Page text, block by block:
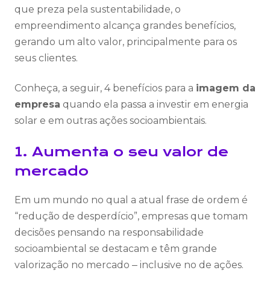
que preza pela sustentabilidade, o
empreendimento alcança grandes benefícios,
gerando um alto valor, principalmente para os
seus clientes.
Conheça, a seguir, 4 benefícios para a imagem da
empresa quando ela passa a investir em energia
solar e em outras ações socioambientais.
1. Aumenta o seu valor de
mercado
Em um mundo no qual a atual frase de ordem é
“redução de desperdício”, empresas que tomam
decisões pensando na responsabilidade
socioambiental se destacam e têm grande
valorização no mercado ‒ inclusive no de ações.